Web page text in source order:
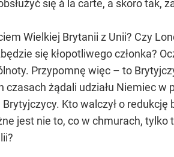
się à la carte, a skoro tak,
Wielkiej Brytanii z Unii? Czy
się kłopotliwego członka?
Przypomnę więc – to
żądali udziału Niemiec
Kto walczył o
jest nie to, co w chmurach,